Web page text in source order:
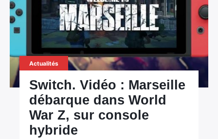
Actualités
Switch. Vidéo : Marseille
débarque dans World
War Z, sur console
hybride